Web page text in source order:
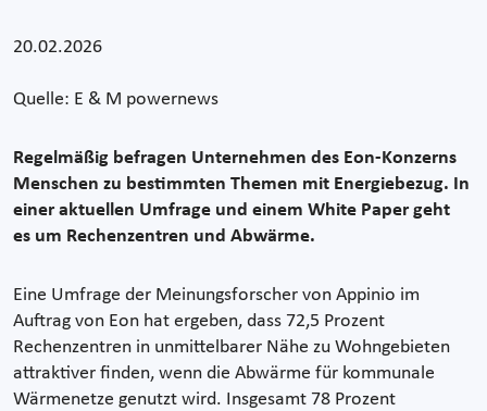
20.02.2026
Quelle: E & M powernews
Regelmäßig befragen Unternehmen des Eon-Konzerns
Menschen zu bestimmten Themen mit Energiebezug. In
einer aktuellen Umfrage und einem White Paper geht
es um Rechenzentren und Abwärme.
Eine Umfrage der Meinungsforscher von Appinio im
Auftrag von Eon hat ergeben, dass 72,5 Prozent
Rechenzentren in unmittelbarer Nähe zu Wohngebieten
attraktiver finden, wenn die Abwärme für kommunale
Wärmenetze genutzt wird. Insgesamt 78 Prozent